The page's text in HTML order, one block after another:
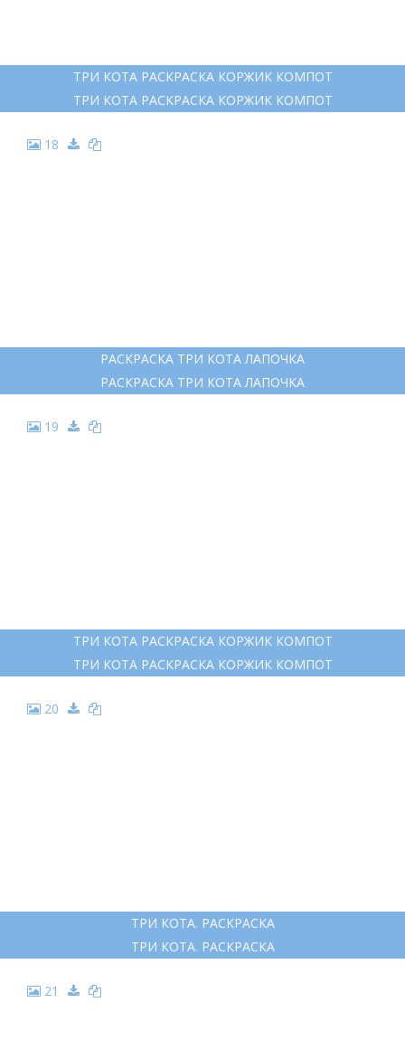
ТРИ КОТА РАСКРАСКА КОРЖИК КОМПОТ
ТРИ КОТА РАСКРАСКА КОРЖИК КОМПОТ
18
РАСКРАСКА ТРИ КОТА ЛАПОЧКА
РАСКРАСКА ТРИ КОТА ЛАПОЧКА
19
ТРИ КОТА РАСКРАСКА КОРЖИК КОМПОТ
ТРИ КОТА РАСКРАСКА КОРЖИК КОМПОТ
20
ТРИ КОТА. РАСКРАСКА
ТРИ КОТА. РАСКРАСКА
21